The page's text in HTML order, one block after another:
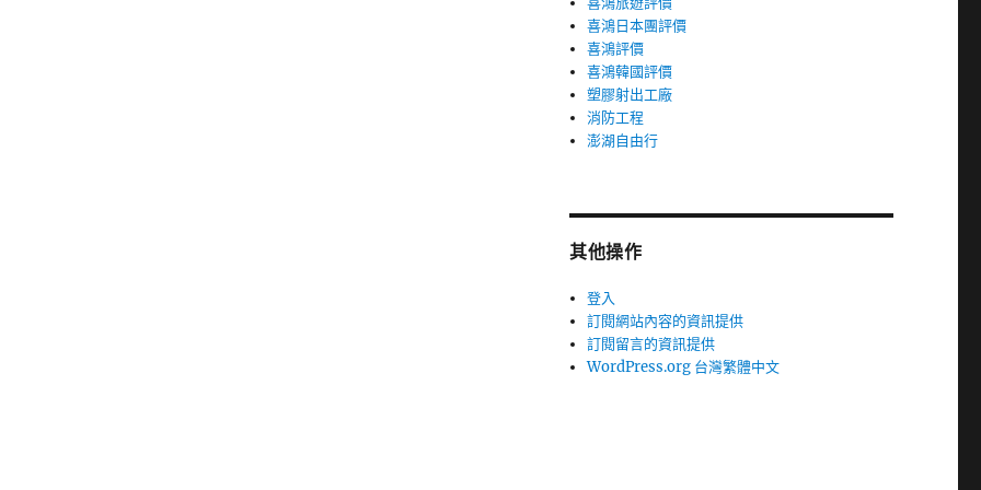
喜鴻日本團評價
喜鴻評價
喜鴻韓國評價
塑膠射出工廠
消防工程
澎湖自由行
其他操作
登入
訂閱網站內容的資訊提供
訂閱留言的資訊提供
WordPress.org 台灣繁體中文